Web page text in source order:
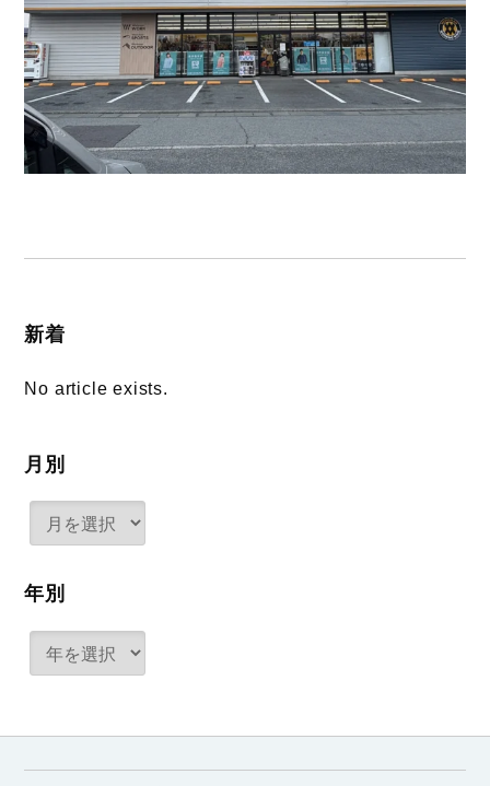
新着
No article exists.
月別
年別